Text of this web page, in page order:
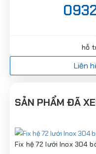
hỗ
Liên
SẢN PHẨM ĐÃ
Fix hệ 72 lưới Inox 304